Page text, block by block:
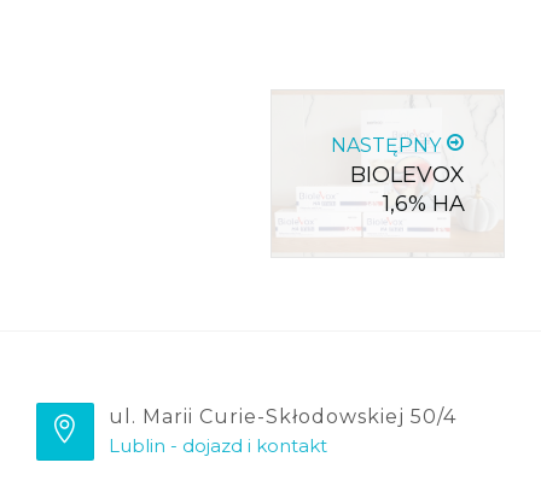
NASTĘPNY
BIOLEVOX
1,6% HA
ul. Marii Curie-Skłodowskiej 50/4
Lublin - dojazd i kontakt